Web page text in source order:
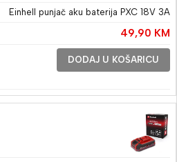
Einhell punjač aku baterija PXC 18V 3A
49,90 KM
DODAJ U KOŠARICU